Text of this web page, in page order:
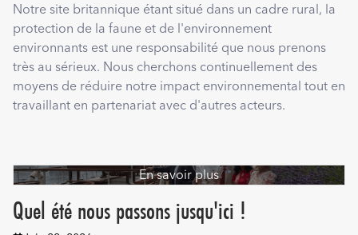
Notre site britannique étant situé dans un cadre rural, la
protection de la faune et de l'environnement
environnants est une responsabilité que nous prenons
très au sérieux. Nous cherchons continuellement des
moyens de réduire notre impact environnemental tout en
travaillant en partenariat avec d'autres acteurs.
En savoir plus
Quel été nous passons jusqu'ici !